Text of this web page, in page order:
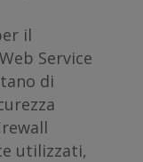
il
Service
di
utilizzati,